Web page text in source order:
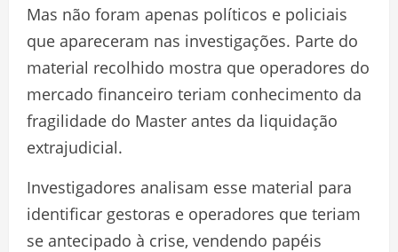
Mas não foram apenas políticos e policiais
que apareceram nas investigações. Parte do
material recolhido mostra que operadores do
mercado financeiro teriam conhecimento da
fragilidade do Master antes da liquidação
extrajudicial.
Investigadores analisam esse material para
identificar gestoras e operadores que teriam
se antecipado à crise, vendendo papéis